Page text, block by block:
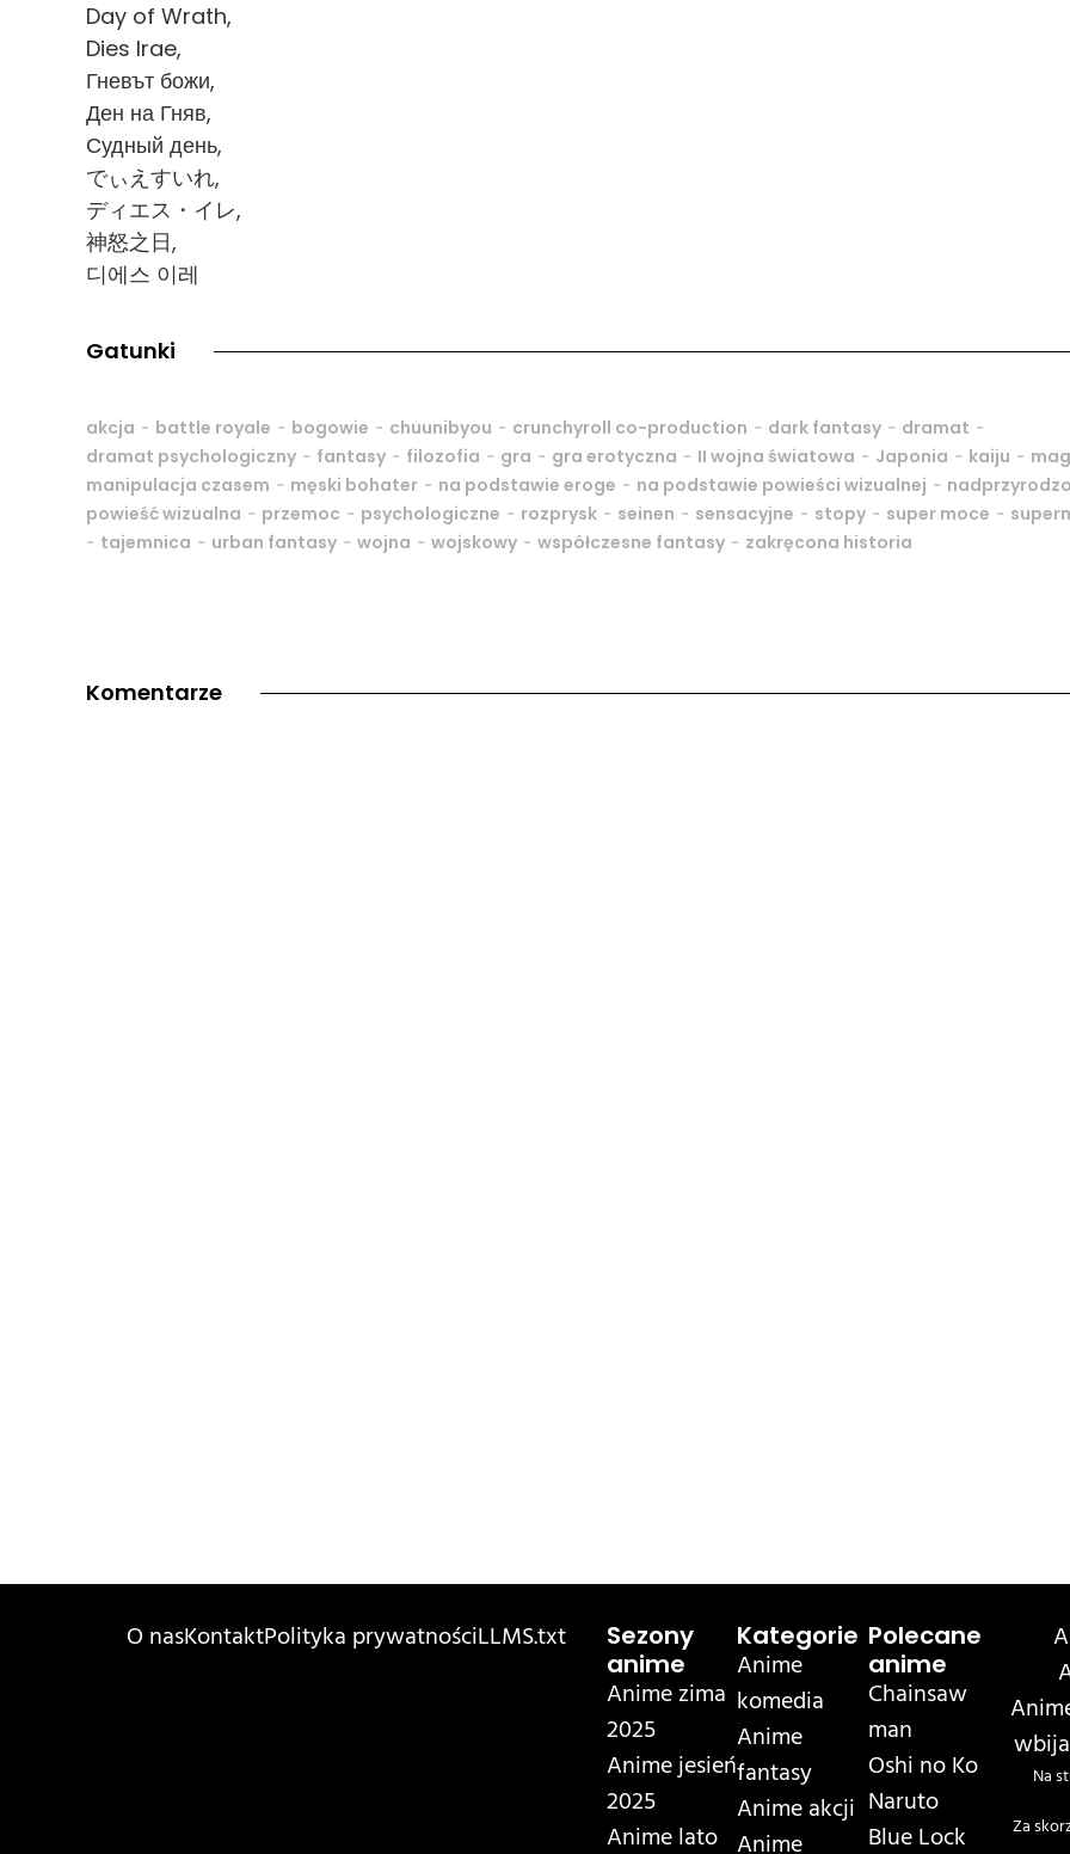
Day of Wrath,
Dies Irae,
Гневът божи,
Ден на Гняв,
Судный день,
でぃえすいれ,
ディエス・イレ,
神怒之日,
디에스 이레
Gatunki
akcja - battle royale - bogowie - chuunibyou - crunchyroll co-production - dark fantasy - dramat -
dramat psychologiczny - fantasy - filozofia - gra - gra erotyczna - II wojna światowa - Japonia - kaiju -
manipulacja czasem - męski bohater - na podstawie eroge - na podstawie powieści wizualnej -
powieść wizualna - przemoc - psychologiczne - rozprysk - seinen - sensacyjne - stopy - super moce -
- tajemnica - urban fantasy - wojna - wojskowy - współczesne fantasy - zakręcona historia
Komentarze
O nasKontaktPolityka prywatnościLLMS.txt
Sezony
anime
Anime zima
2025
Anime jesień
2025
Anime lato
Kategorie
Anime
komedia
Anime
fantasy
Anime akcji
Polecane
anime
Chainsaw
man
Oshi no Ko
Naruto
Blue Lock
Na
Za